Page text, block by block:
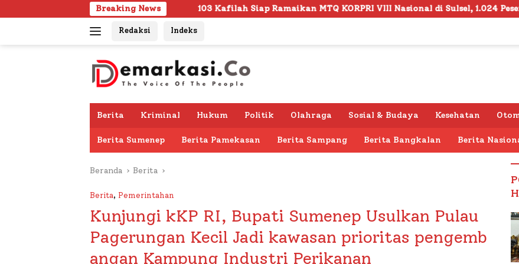
ke
Breaking News
103 Kafilah Siap Ramaikan MTQ KORPRI VIII Nasional di Sulsel, 1.024 Peserta Terdaftar
Redaksi Indeks
Berita Kriminal Hukum Politik Olahraga Sosial & Budaya Kesehatan
Berita Sumenep Berita Pamekasan Berita Sampang Berita Bangkalan Berita
Beranda Berita
Berita, Pemerintahan
Kunjungi kKP RI, Bupati Sumenep Usulkan Pulau
Pagerungan Kecil Jadi kawasan prioritas pengemb
angan Kampung Industri Perikanan